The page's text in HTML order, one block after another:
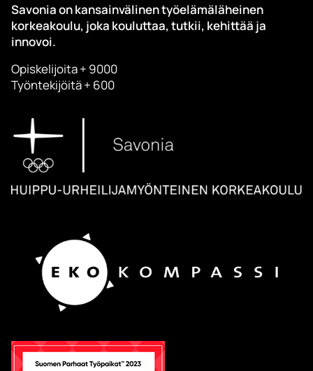
Savonia on kansainvälinen työelämäläheinen
korkeakoulu, joka kouluttaa, tutkii, kehittää ja
innovoi.
Opiskelijoita + 9000
Työntekijöitä + 600